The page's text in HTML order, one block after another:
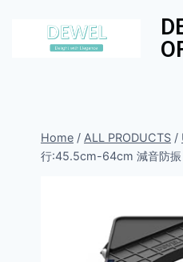
Home / ALL PRODUCTS /
行:45.5cm-64cm 減音防振